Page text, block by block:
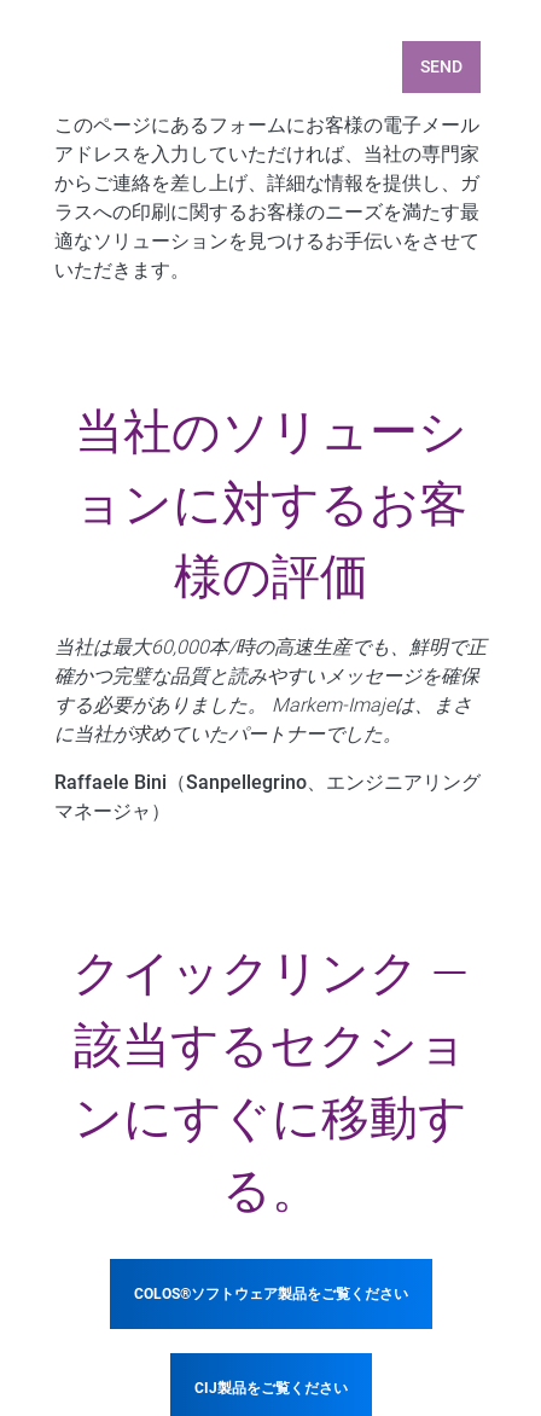
SEND
このページにあるフォームにお客様の電子メール
アドレスを入力していただければ、当社の専門家
からご連絡を差し上げ、詳細な情報を提供し、ガ
ラスへの印刷に関するお客様のニーズを満たす最
適なソリューションを見つけるお手伝いをさせて
いただきます。
当社のソリューシ
ョンに対するお客
様の評価
当社は最大60,000本/時の高速生産でも、鮮明で正
確かつ完璧な品質と読みやすいメッセージを確保
する必要がありました。 Markem-Imajeは、まさ
に当社が求めていたパートナーでした。
Raffaele Bini（Sanpellegrino、エンジニアリング
マネージャ）
クイックリンク —
該当するセクショ
ンにすぐに移動す
る。
COLOS®ソフトウェア製品をご覧ください
CIJ製品をご覧ください